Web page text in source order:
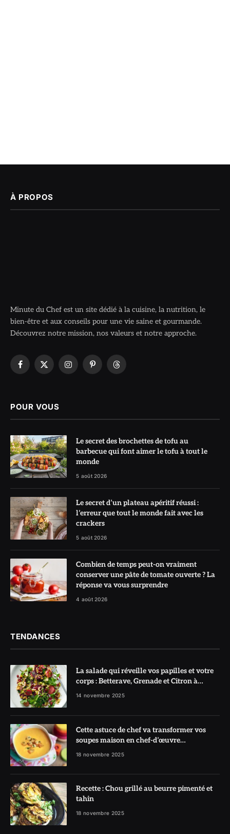
À PROPOS
Minute du Chef est un site dédié à la cuisine, la nutrition, le
bien-être et aux conseils pour une vie saine et gourmande.
Découvrez notre mission, nos valeurs et notre approche.
Facebook
X
InstagramPinterestThreads
POUR VOUS
Le secret des brochettes de tofu au
barbecue qui font aimer le tofu à tout le
monde
5 août 2026
Le secret d’un plateau apéritif réussi :
l’erreur que tout le monde fait avec les
crackers
5 août 2026
Combien de temps peut-on vraiment
conserver une pâte de tomate ouverte ? La
réponse va vous surprendre
4 août 2026
TENDANCES
La salade qui réveille vos papilles et votre
corps : Betterave, Grenade et Citron à
l’honneur
14 novembre 2025
Cette astuce de chef va transformer vos
soupes maison en chef-d’œuvre
réconfortant
18 novembre 2025
Recette : Chou grillé au beurre pimenté et
tahin
18 novembre 2025